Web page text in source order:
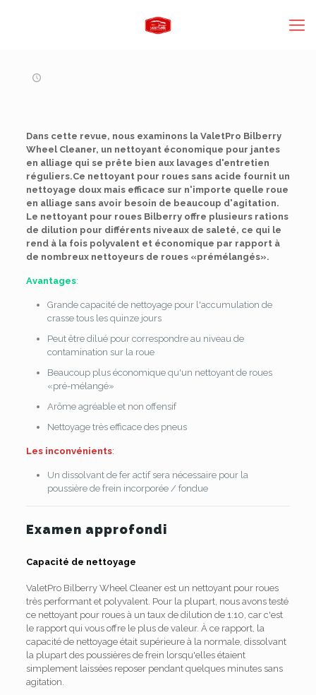
Dans cette revue, nous examinons la ValetPro Bilberry
Wheel Cleaner, un nettoyant économique pour jantes
en alliage qui se prête bien aux lavages d'entretien
réguliers.Ce nettoyant pour roues sans acide fournit un
nettoyage doux mais efficace sur n'importe quelle roue
en alliage sans avoir besoin de beaucoup d'agitation.
Le nettoyant pour roues Bilberry offre plusieurs rations
de dilution pour différents niveaux de saleté, ce qui le
rend à la fois polyvalent et économique par rapport à
de nombreux nettoyeurs de roues «prémélangés».
Avantages:
Grande capacité de nettoyage pour l'accumulation de
crasse tous les quinze jours
Peut être dilué pour correspondre au niveau de
contamination sur la roue
Beaucoup plus économique qu'un nettoyant de roues
«pré-mélangé»
Arôme agréable et non offensif
Nettoyage très efficace des pneus
Les inconvénients:
Un dissolvant de fer actif sera nécessaire pour la
poussière de frein incorporée / fondue
Examen approfondi
Capacité de nettoyage
ValetPro Bilberry Wheel Cleaner est un nettoyant pour roues
très performant et polyvalent. Pour la plupart, nous avons testé
ce nettoyant pour roues à un taux de dilution de 1:10, car c'est
le rapport qui vous offre le plus de valeur. À ce rapport, la
capacité de nettoyage était supérieure à la normale, dissolvant
la plupart des poussières de frein lorsqu'elles étaient
simplement laissées reposer pendant quelques minutes sans
agitation.